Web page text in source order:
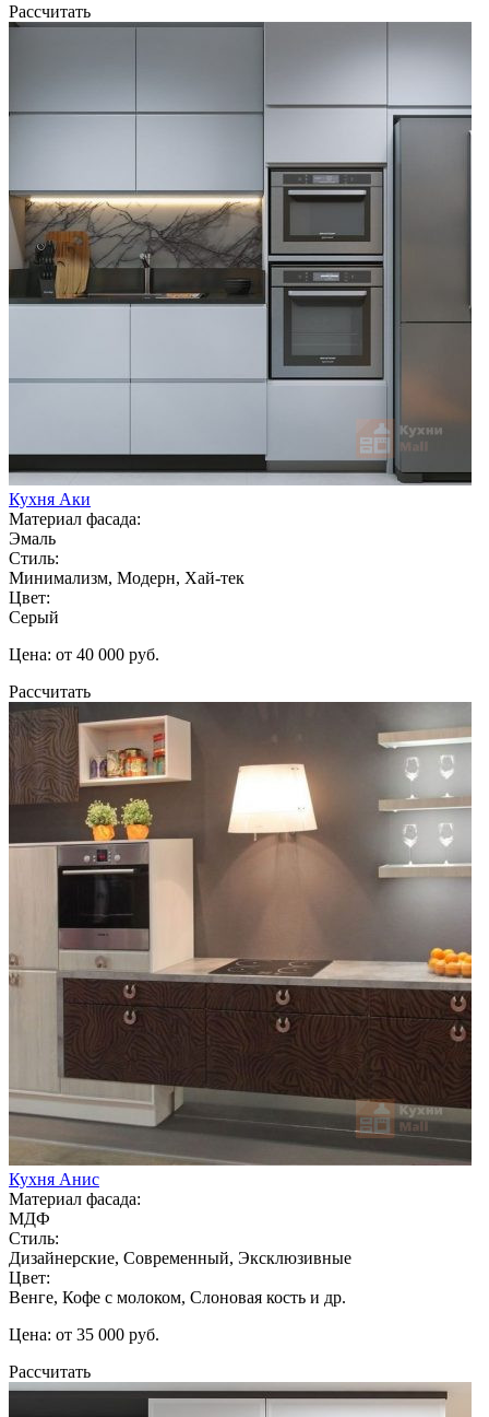
Рассчитать
Кухня Аки
Материал фасада:
Эмаль
Стиль:
Минимализм, Модерн, Хай-тек
Цвет:
Серый
Цена: от 40 000 руб.
Рассчитать
Кухня Анис
Материал фасада:
МДФ
Стиль:
Дизайнерские, Современный, Эксклюзивные
Цвет:
Венге, Кофе с молоком, Слоновая кость и др.
Цена: от 35 000 руб.
Рассчитать